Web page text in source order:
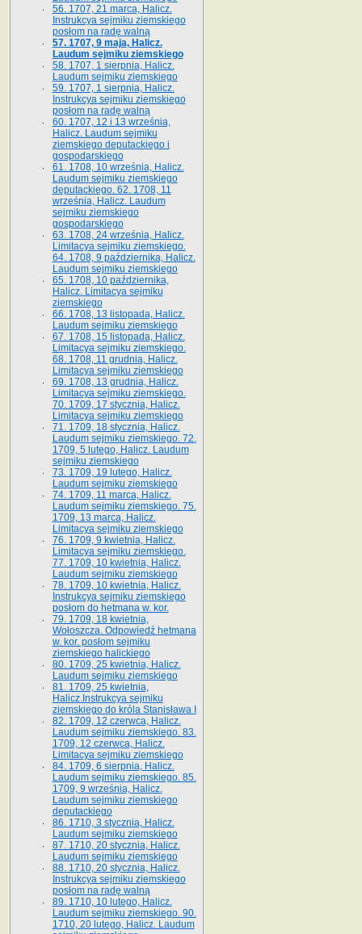
56. 1707, 21 marca, Halicz.
Instrukcya sejmiku ziemskiego
posłom na radę walną
57. 1707, 9 maja, Halicz.
Laudum sejmiku ziemskiego
58. 1707, 1 sierpnia, Halicz.
Laudum sejmiku ziemskiego
59. 1707, 1 sierpnia, Halicz.
Instrukcya sejmiku ziemskiego
posłom na radę walną
60. 1707, 12 i 13 września,
Halicz. Laudum sejmiku
ziemskiego deputackiego i
gospodarskiego
61. 1708, 10 września, Halicz.
Laudum sejmiku ziemskiego
deputackiego. 62. 1708, 11
września, Halicz. Laudum
sejmiku ziemskiego
gospodarskiego
63. 1708, 24 września, Halicz.
Limitacya sejmiku ziemskiego.
64. 1708, 9 października, Halicz.
Laudum sejmiku ziemskiego
65­. 1708, 10 października,
Halicz. Limitacya sejmiku
ziemskiego
66. 1708, 13 listopada, Halicz.
Laudum sejmiku ziemskiego
67. 1708, 15 listopada, Halicz.
Limitacya sejmiku ziemskiego.
68. 1708, 11 grudnia, Halicz.
Limitacya sejmiku ziemskiego
69. 1708, 13 grudnia, Halicz.
Limitacya sejmiku ziemskiego.
70. 1709, 17 stycznia, Halicz.
Limitacya sejmiku ziemskiego
71. 1709, 18 stycznia, Halicz.
Laudum sejmiku ziemskiego. 72.
1709, 5 lutego, Halicz. Laudum
sejmiku ziemskiego
73. 1709, 19 lutego, Halicz.
Laudum sejmiku ziemskiego
74. 1709, 11 marca, Halicz.
Laudum sejmiku ziemskiego. 75.
1709, 13 marca, Halicz.
Limitacya sejmiku ziemskiego
76. 1709, 9 kwietnia, Halicz.
Limitacya sejmiku ziemskiego.
77. 1709, 10 kwietnia, Halicz.
Laudum sejmiku ziemskiego
78. 1709, 10 kwietnia, Halicz.
Instrukcya sejmiku ziemskiego
posłom do hetmana w. kor.
79. 1709, 18 kwietnia,
Wołoszcza. Odpowiedź hetmana
w. kor. posłom sejmiku
ziemskiego halickiego
80. 1709, 25 kwietnia, Halicz.
Laudum sejmiku ziemskiego
81. 1709, 25 kwietnia,
Halicz.Instrukcya sejmiku
ziemskiego do króla Stanisława I
82. 1709, 12 czerwca, Halicz.
Laudum sejmiku ziemskiego. 83.
1709, 12 czerwca, Halicz.
Limitacya sejmiku ziemskiego
84. 1709, 6 sierpnia, Halicz.
Laudum sejmiku ziemskiego. 85.
1709, 9 września, Halicz.
Laudum sejmiku ziemskiego
deputackiego
86. 1710, 3 stycznia, Halicz.
Laudum sejmiku ziemskiego
87. 1710, 20 stycznia, Halicz.
Laudum sejmiku ziemskiego
88. 1710, 20 stycznia, Halicz.
Instrukcya sejmiku ziemskiego
posłom na radę walną
89. 1710, 10 lutego, Halicz.
Laudum sejmiku ziemskiego. 90.
1710, 20 lutego, Halicz. Laudum